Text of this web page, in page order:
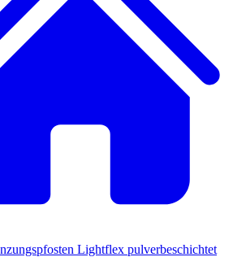
Lightflex pulverbeschichtet